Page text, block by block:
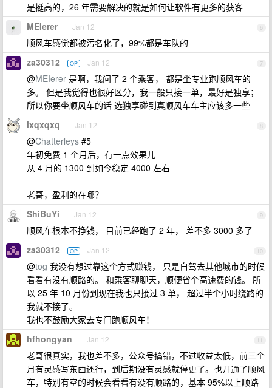
是挺高的，26 年需要解决的就是如何让软件有更多的获客
6
MEIerer Jan 12
顺风车感觉都被污名化了，99%都是车队的
7
za30312 OP Jan 12
@MEIerer 是啊，我问了 2 个乘客， 都是坐专业跑顺风车的
多。 但是我觉得也很好区分，我一般只接一单，最好是独享；
所以你要坐顺风车的话 选独享碰到真顺风车车主应该多一些
8
lxqxqxq Jan 12
@Chatterleys #5
年初免费 1 个月后，有一点效果儿
从 4 月的 1300 到如今稳定 4000 左右
老哥，盈利的在哪？
9
ShiBuYi Jan 12
顺风车根本不挣钱， 目前已经跑了 2 年， 差不多 3000 多了
10
za30312 OP Jan 12
@tog 我没有想过靠这个方式赚钱， 只是自驾去其他城市的时候
看看有没有顺路的。 和乘客聊聊天，顺便省个高速费的钱。 所
以 25 年 10 月份到现在我也只接过 3 单， 超过半个小时绕路的
我就不接了。
我也不鼓励大家去专门跑顺风车！
11
hfhongyan Jan 12
老哥很真实，我也差不多，公众号搞错，不过收益太低，前三个
月有灵感写东西还行，到后期没有灵感就停更了。也开通了顺风
车，特别有空的时候会看看有没有顺路的，基本 95%以上顺路